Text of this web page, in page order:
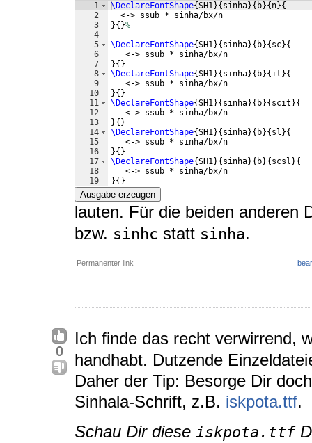
1
2
3
4
5
6
7
8
9
10
11
12
13
14
15
16
17
18
19
\DeclareFontShape{SH1}{ sinha}{ b}{ n}{
  <-> ssub * sinha/bx/n
}{ }%
\DeclareFontShape{SH1}{ sinha}{ b}{ sc}{
   <-> ssub * sinha/bx/n
}{ }
\DeclareFontShape{SH1}{ sinha}{ b}{ it }{
   <-> ssub * sinha/bx/n
}{ }
\DeclareFontShape{SH1}{ sinha}{ b}{ scit }{
   <-> ssub * sinha/bx/n
}{ }
\DeclareFontShape{SH1}{ sinha}{ b}{ sl }{
   <-> ssub * sinha/bx/n
}{ }
\DeclareFontShape{SH1}{ sinha}{ b}{ scsl }{
   <-> ssub * sinha/bx/n
}{ }
Ausgabe erzeugen
lauten. Für die beiden anderen
bzw. sinhc statt sinha.
Permanenter link
0
Ich finde das recht verwirrend,
handhabt. Dutzende
Daher der Tip: Besorge Dir
Sinhala-Schrift, z.B. iskpota.ttf.
Schau Dir diese iskpota.ttf